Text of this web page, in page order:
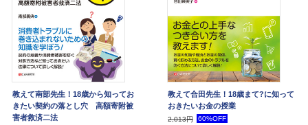
教えて南部先生！18歳から知ってお
きたい契約の落とし穴 高額寄附被
害者救済二法
教えて合田先生！18歳まて?に知って
おきたいお金の授業
2,013円
60%OFF